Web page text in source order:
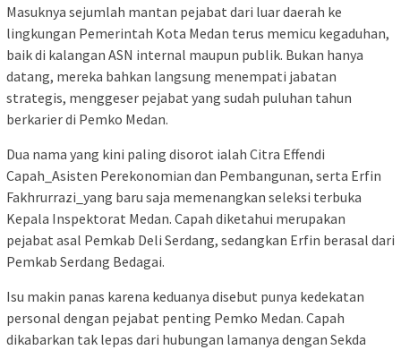
Masuknya sejumlah mantan pejabat dari luar daerah ke
lingkungan Pemerintah Kota Medan terus memicu kegaduhan,
baik di kalangan ASN internal maupun publik. Bukan hanya
datang, mereka bahkan langsung menempati jabatan
strategis, menggeser pejabat yang sudah puluhan tahun
berkarier di Pemko Medan.
Dua nama yang kini paling disorot ialah Citra Effendi
Capah_Asisten Perekonomian dan Pembangunan, serta Erfin
Fakhrurrazi_yang baru saja memenangkan seleksi terbuka
Kepala Inspektorat Medan. Capah diketahui merupakan
pejabat asal Pemkab Deli Serdang, sedangkan Erfin berasal dari
Pemkab Serdang Bedagai.
Isu makin panas karena keduanya disebut punya kedekatan
personal dengan pejabat penting Pemko Medan. Capah
dikabarkan tak lepas dari hubungan lamanya dengan Sekda